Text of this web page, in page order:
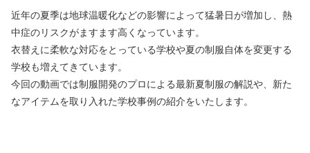
近年の夏季は地球温暖化などの影響によって猛暑日が増加し、熱
中症のリスクがますます高くなっています。
衣替えに柔軟な対応をとっている学校や夏の制服自体を変更する
学校も増えてきています。
今回の動画では制服開発のプロによる最新夏制服の解説や、新た
なアイテムを取り入れた学校事例の紹介をいたします。